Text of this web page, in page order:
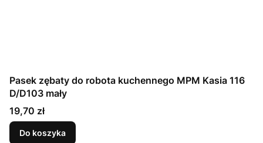
Pasek zębaty do robota kuchennego MPM Kasia 116
D/D103 mały
Cena
19,70 zł
Do koszyka